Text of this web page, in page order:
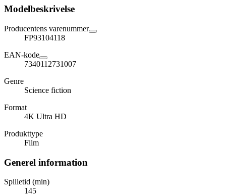
Modelbeskrivelse
Producentens varenummer
FP93104118
EAN-kode
7340112731007
Genre
Science fiction
Format
4K Ultra HD
Produkttype
Film
Generel information
Spilletid (min)
145